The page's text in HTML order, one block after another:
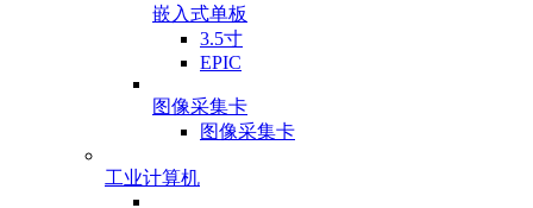
嵌入式单板
3.5寸
EPIC
图像采集卡
图像采集卡
工业计算机